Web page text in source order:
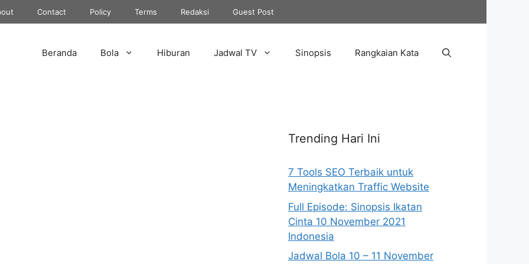
Contact Policy Terms Redaksi Guest Post
Beranda Bola Hiburan Jadwal TV Sinopsis Rangkaian Kata
Trending Hari Ini
7 Tools SEO Terbaik untuk
Meningkatkan Traffic Website
Full Episode: Sinopsis Ikatan
Cinta 10 November 2021
Indonesia
Jadwal Bola 10 – 11 November